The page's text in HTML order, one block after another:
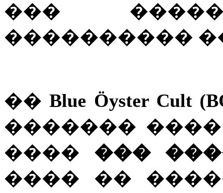
���
����������
��Blue Öyster Cult
�������
���� ���
���� ��